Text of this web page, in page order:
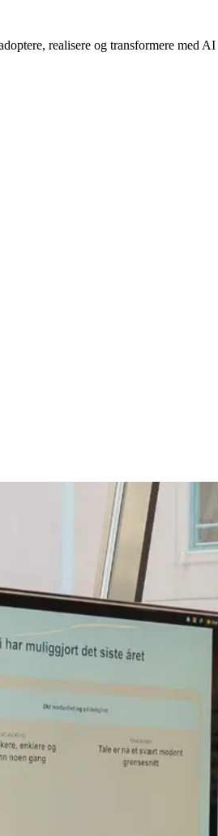
realisere og transformere med